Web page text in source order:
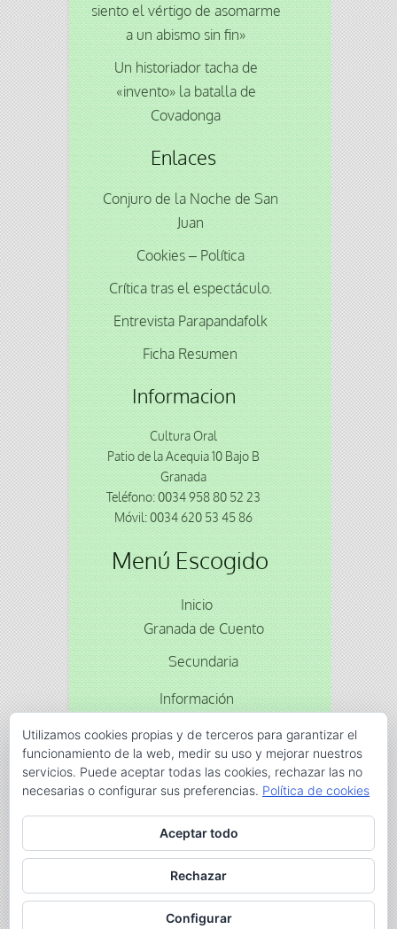
siento el vértigo de asomarme
a un abismo sin fin»
Un historiador tacha de
«invento» la batalla de
Covadonga
Enlaces
Conjuro de la Noche de San
Juan
Cookies – Política
Crítica tras el espectáculo.
Entrevista Parapandafolk
Ficha Resumen
Informacion
Cultura Oral
Patio de la Acequia 10 Bajo B
Granada
Teléfono: 0034 958 80 52 23
Móvil: 0034 620 53 45 86
Menú Escogido
Inicio
Granada de Cuento
Secundaria
Información
Reservas
Animacion cuentos gran via Moriscos Olagüe
titeres
Javier Tárraga es © CulturaOral
Utilizamos cookies propias y de terceros para garantizar el
funcionamiento de la web, medir su uso y mejorar nuestros
servicios. Puede aceptar todas las cookies, rechazar las no
necesarias o configurar sus preferencias. Política de cookies
Aceptar todo
Rechazar
Configurar